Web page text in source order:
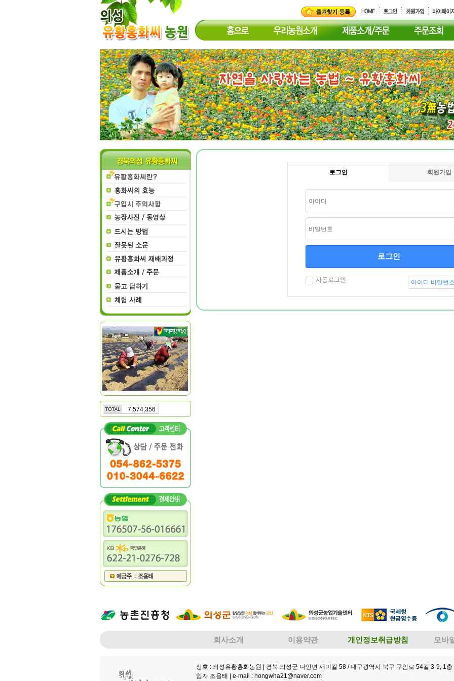
7,574,356
로그인 회원가입
로그인
자동로그인 아이디 비밀번
회사소개 이용약관 개인정보취급방침 모바
상호 : 의성유황홍화농원
| 경북 의성군 다인면 새미길 58 / 대구광역시 북구 구암로 54길 3-9, 1
임자 조용태 | e-mail : hongwha21@naver.com